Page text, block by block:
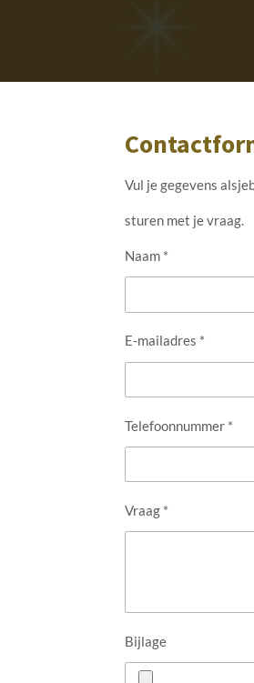
Vul je gegevens
sturen met je vraag.
Naam *
E-mailadres *
Telefoonnummer *
Vraag *
Bijlage